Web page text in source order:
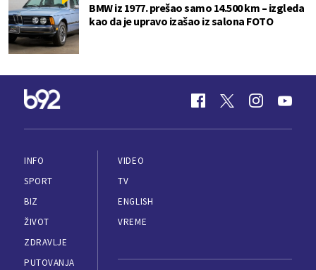
BMW iz 1977. prešao samo 14.500 km – izgleda
kao da je upravo izašao iz salona FOTO
INFO
SPORT
BIZ
ŽIVOT
ZDRAVLJE
PUTOVANJA
VIDEO
TV
ENGLISH
VREME